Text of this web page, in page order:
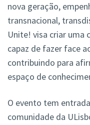
nova geração,
transnacional,
Unite! visa criar uma
capaz de fazer face
contribuindo para
espaço de
O evento tem
comunidade da